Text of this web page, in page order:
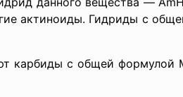
актиноиды. Гидриды с
с общей формулой